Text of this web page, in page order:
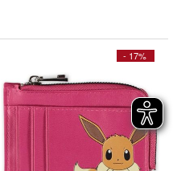
- 17%